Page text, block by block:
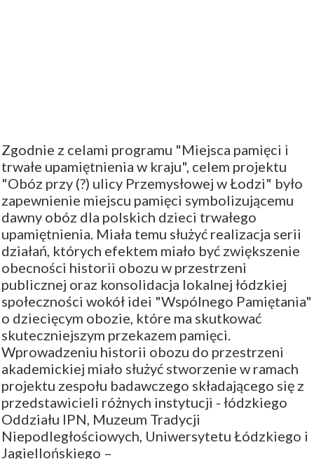
Zgodnie z celami programu "Miejsca pamięci i
trwałe upamiętnienia w kraju", celem projektu
"Obóz przy (?) ulicy Przemysłowej w Łodzi" było
zapewnienie miejscu pamięci symbolizującemu
dawny obóz dla polskich dzieci trwałego
upamiętnienia. Miała temu służyć realizacja serii
działań, których efektem miało być zwiększenie
obecności historii obozu w przestrzeni
publicznej oraz konsolidacja lokalnej łódzkiej
społeczności wokół idei "Wspólnego Pamiętania"
o dziecięcym obozie, które ma skutkować
skuteczniejszym przekazem pamięci.
Wprowadzeniu historii obozu do przestrzeni
akademickiej miało służyć stworzenie w ramach
projektu zespołu badawczego składającego się z
przedstawicieli różnych instytucji - łódzkiego
Oddziału IPN, Muzeum Tradycji
Niepodległościowych, Uniwersytetu Łódzkiego i
Jagiellońskiego –